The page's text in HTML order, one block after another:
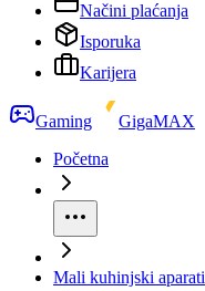
Načini plaćanja
Isporuka
Karijera
Gaming
GigaMAX
Početna
Mali kuhinjski aparati